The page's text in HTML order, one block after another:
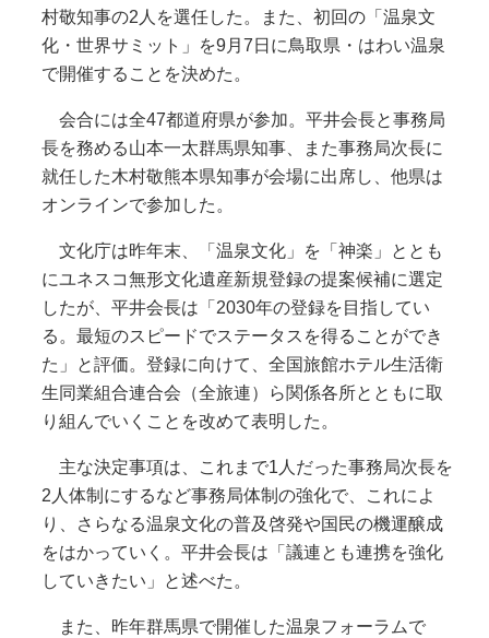
村敬知事の2人を選任した。また、初回の「温泉文
化・世界サミット」を9月7日に鳥取県・はわい温泉
で開催することを決めた。
会合には全47都道府県が参加。平井会長と事務局
長を務める山本一太群馬県知事、また事務局次長に
就任した木村敬熊本県知事が会場に出席し、他県は
オンラインで参加した。
文化庁は昨年末、「温泉文化」を「神楽」ととも
にユネスコ無形文化遺産新規登録の提案候補に選定
したが、平井会長は「2030年の登録を目指してい
る。最短のスピードでステータスを得ることができ
た」と評価。登録に向けて、全国旅館ホテル生活衛
生同業組合連合会（全旅連）ら関係各所とともに取
り組んでいくことを改めて表明した。
主な決定事項は、これまで1人だった事務局次長を
2人体制にするなど事務局体制の強化で、これによ
り、さらなる温泉文化の普及啓発や国民の機運醸成
をはかっていく。平井会長は「議連とも連携を強化
していきたい」と述べた。
また、昨年群馬県で開催した温泉フォーラムで